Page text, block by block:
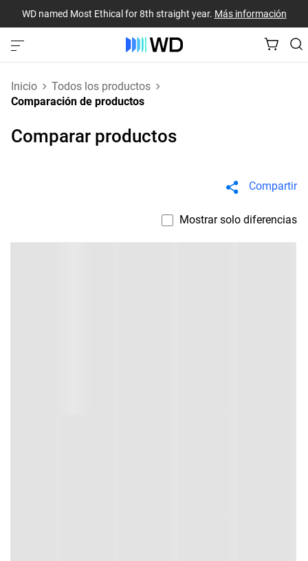
WD named Most Ethical for 8th straight year. Más información
Inicio
Todos los productos
Comparación de productos
Comparar productos
Compartir
Mostrar solo diferencias